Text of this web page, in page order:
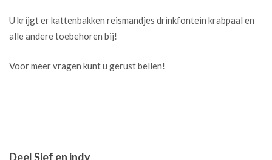
U krijgt er kattenbakken reismandjes drinkfontein krabpaal en
alle andere toebehoren bij!
Voor meer vragen kunt u gerust bellen!
Deel Sjef en indy